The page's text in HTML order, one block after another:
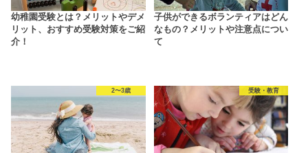
幼稚園受験とは？メリットやデメ
リット、おすすめ受験対策をご紹
介！
子供ができるボランティアはどん
なもの？メリットや注意点につい
て
2〜3歳 受験・教育